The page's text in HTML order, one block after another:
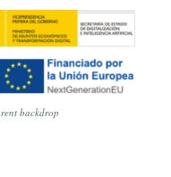
backdrop